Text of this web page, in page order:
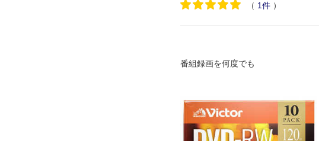
（ 1件 ）
番組録画を何度でも